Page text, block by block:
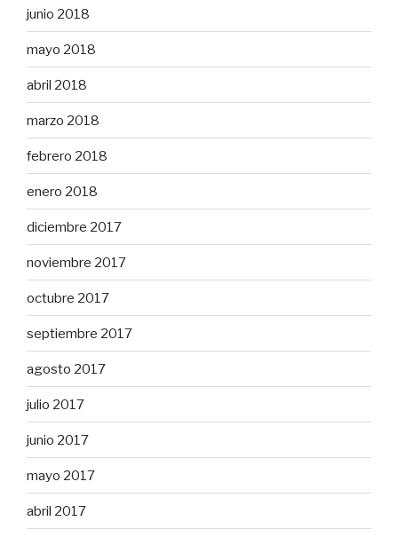
junio 2018
mayo 2018
abril 2018
marzo 2018
febrero 2018
enero 2018
diciembre 2017
noviembre 2017
octubre 2017
septiembre 2017
agosto 2017
julio 2017
junio 2017
mayo 2017
abril 2017